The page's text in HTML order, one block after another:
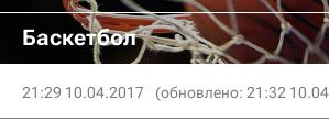
Баскетбол
21:29 10.04.2017 (обновлено: 21:32